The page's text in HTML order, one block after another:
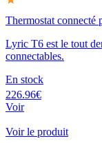
Thermostat
Lyric T6 est le tout
connectables.
En stock
226.96€
Voir
Voir le produit